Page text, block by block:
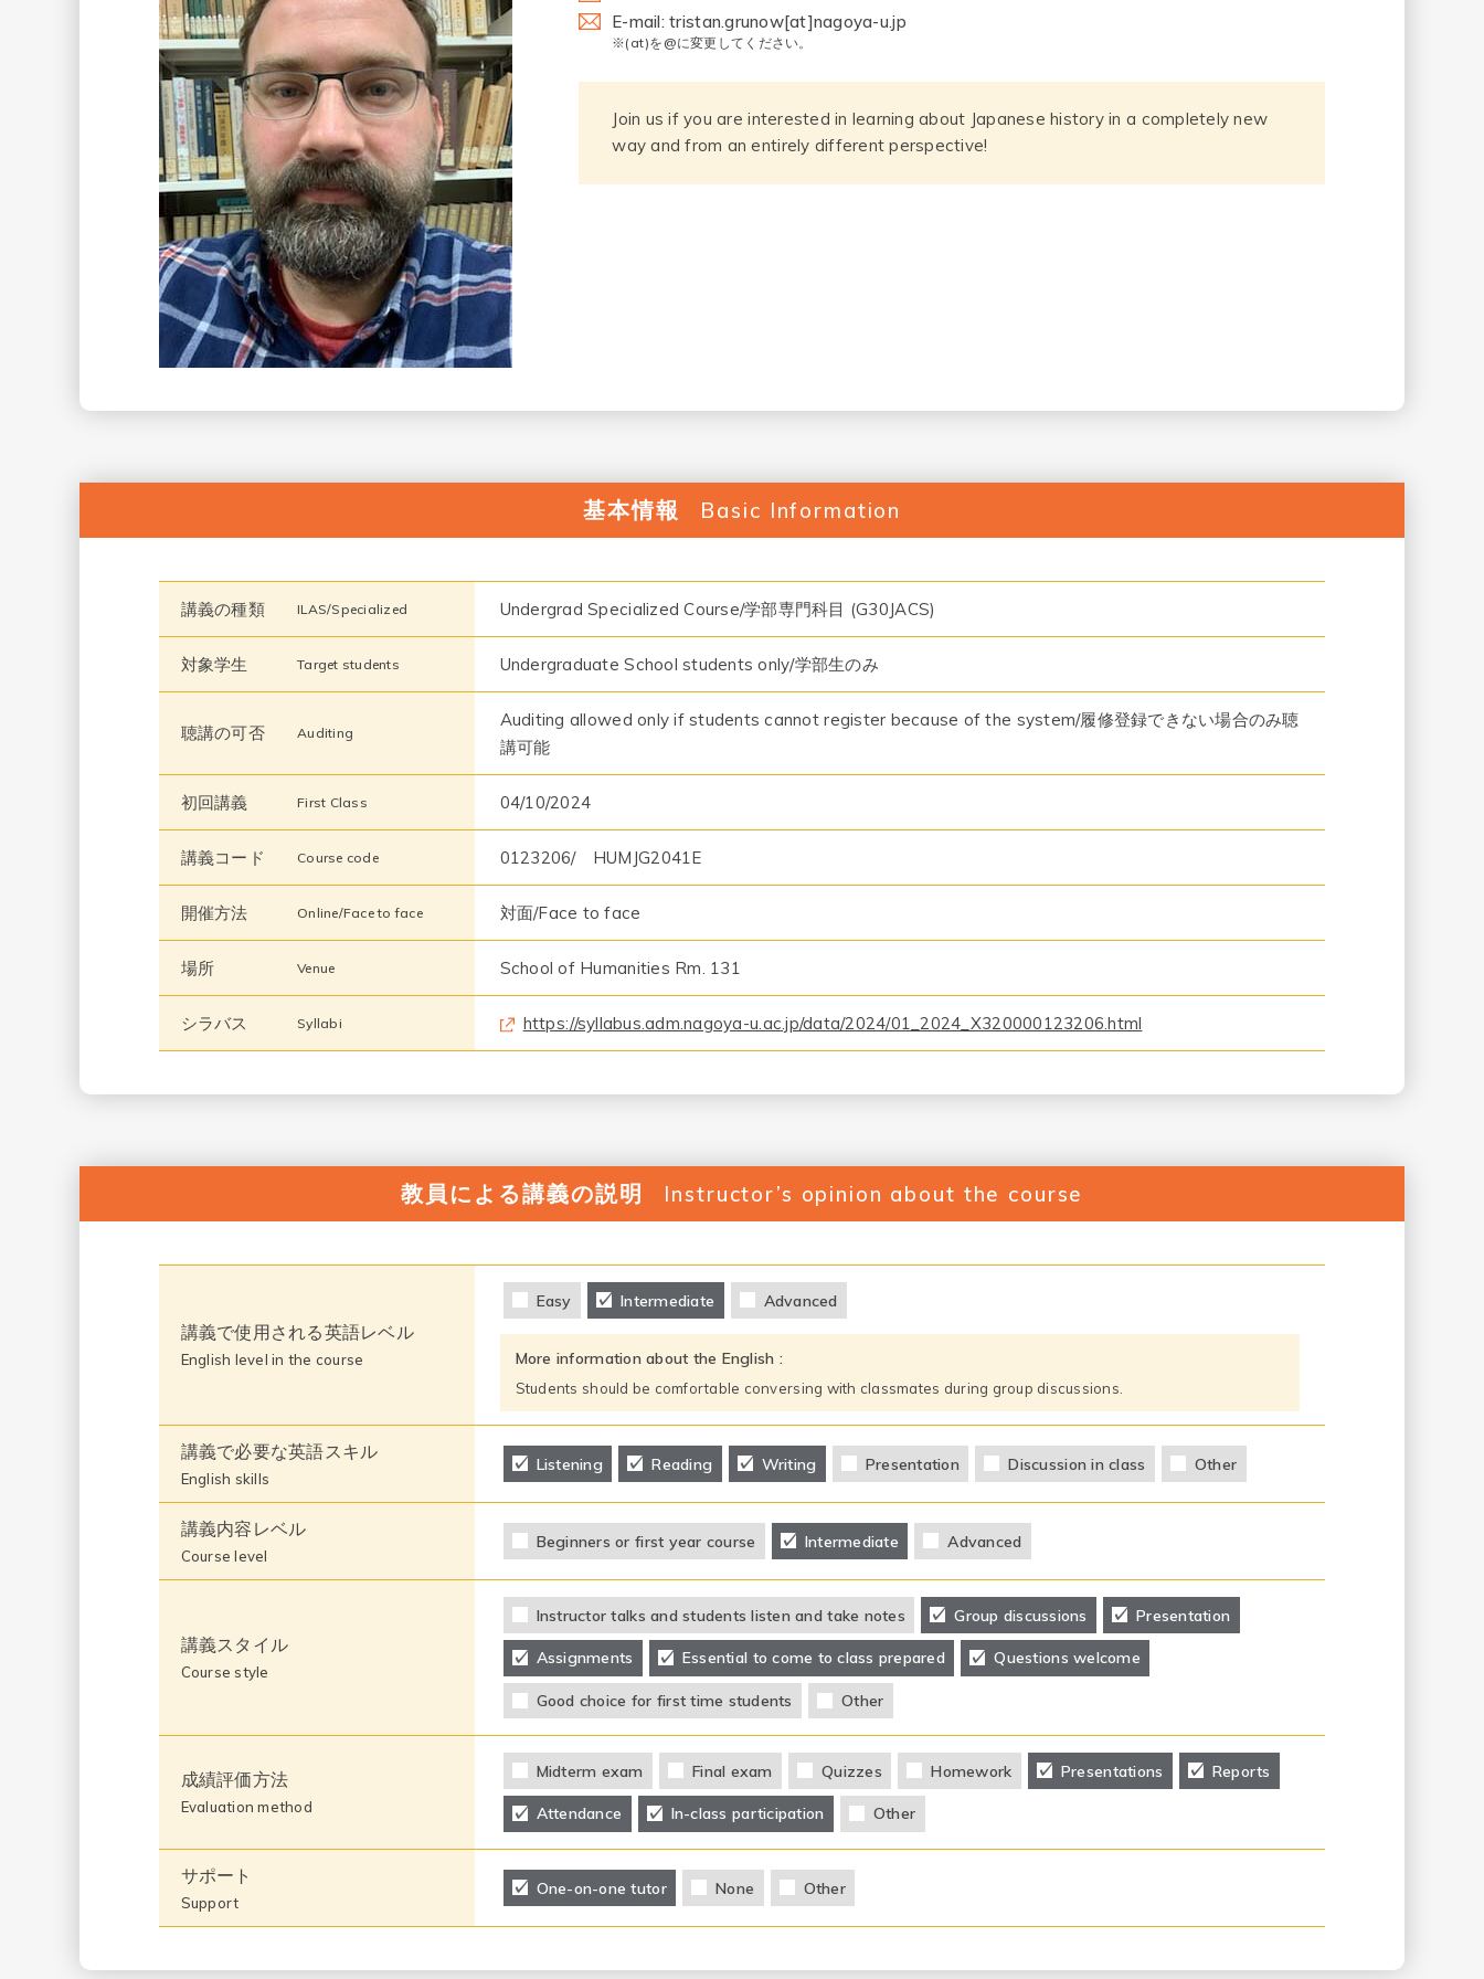
E-mail: tristan.grunow[at]nagoya-u.jp
※(at)を@に変更してください。
Join us if you are interested in learning about Japanese history in a completely new
way and from an entirely different perspective!
基本情報 Basic Information
講義の種類 ILAS/Specialized Undergrad Specialized Course/学部専門科目 (G30JACS)
対象学生 Target students Undergraduate School students only/学部生のみ
聴講の可否 Auditing
Auditing allowed only if students cannot register because of the system/履修登録できない場合のみ聴
講可能
初回講義 First Class 04/10/2024
講義コード Course code 0123206/ HUMJG2041E
開催方法 Online/Face to face 対面/Face to face
場所 Venue School of Humanities Rm. 131
シラバス Syllabi https://syllabus.adm.nagoya-u.ac.jp/data/2024/01_2024_X320000123206.html
教員による講義の説明 Instructor’s opinion about the course
講義で使用される英語レベル
English level in the course
Easy Intermediate Advanced
More information about the English :
Students should be comfortable conversing with classmates during group discussions.
講義で必要な英語スキル
English skills
Listening Reading Writing Presentation Discussion in class Other
講義内容レベル
Course level
Beginners or first year course Intermediate Advanced
講義スタイル
Course style
Instructor talks and students listen and take notes Group discussions Presentation
Assignments Essential to come to class prepared Questions welcome
Good choice for first time students Other
成績評価方法
Evaluation method
Midterm exam Final exam Quizzes Homework Presentations Reports
Attendance In-class participation Other
サポート
Support
One-on-one tutor None Other